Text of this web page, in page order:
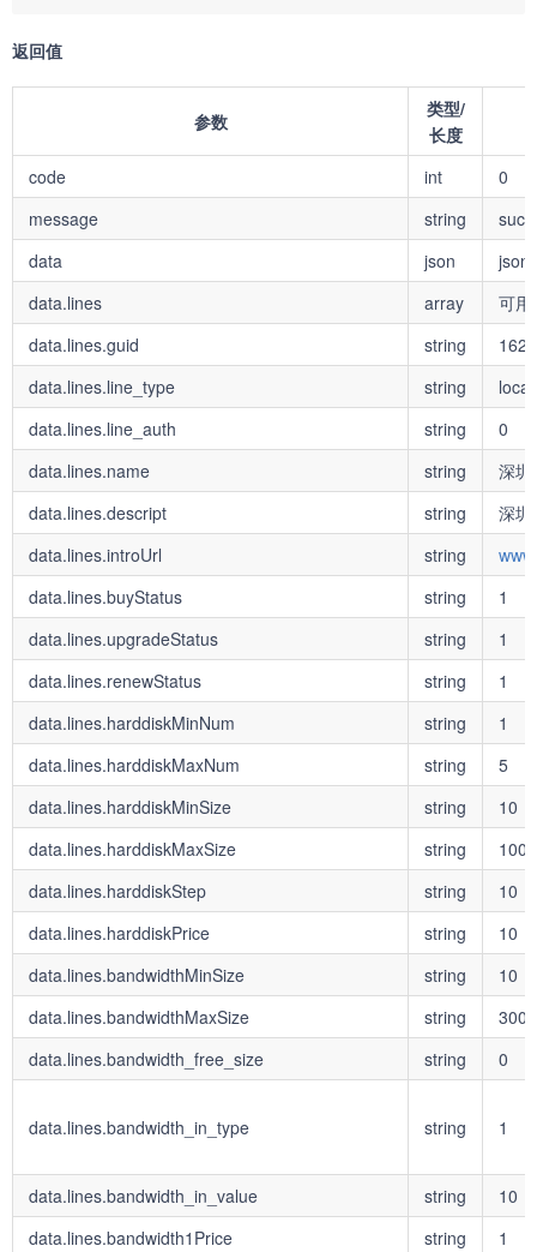
返回值
参数
类型/
长度
code
int
0
message
string
data
json
json
data.lines
array
可用
data.lines.guid
string
data.lines.line_type
string
local
data.lines.line_auth
string
0
data.lines.name
string
深圳
data.lines.descript
string
深圳
data.lines.introUrl
string
data.lines.buyStatus
string
1
data.lines.upgradeStatus
string
1
data.lines.renewStatus
string
1
data.lines.harddiskMinNum
string
1
data.lines.harddiskMaxNum
string
5
data.lines.harddiskMinSize
string
10
data.lines.harddiskMaxSize
string
1000
data.lines.harddiskStep
string
10
data.lines.harddiskPrice
string
10
data.lines.bandwidthMinSize
string
10
data.lines.bandwidthMaxSize
string
300
data.lines.bandwidth_free_size
string 0
data.lines.bandwidth_in_type string 1
data.lines.bandwidth_in_value string
10
data.lines.bandwidth1Price
string
1